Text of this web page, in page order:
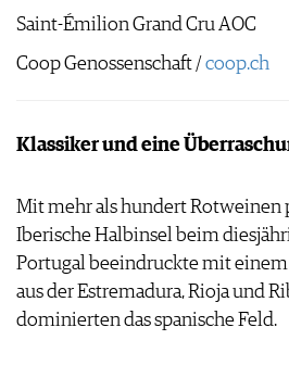
Saint-Émilion Grand Cru AOC
Coop Genossenschaft / coop.ch
Klassiker und eine
Mit mehr als hundert Rotweinen
Iberische Halbinsel beim
Portugal beeindruckte mit einem
aus der Estremadura, Rioja und
dominierten das spanische Feld.